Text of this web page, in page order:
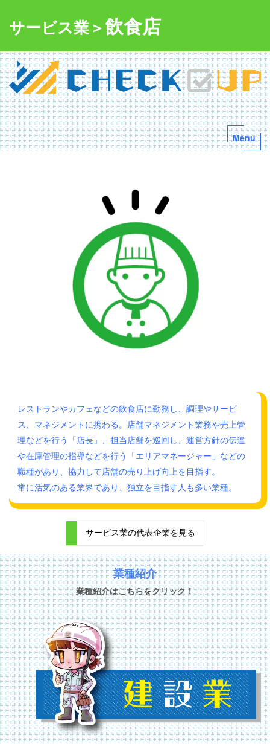
サービス業＞飲食店
レストランやカフェなどの飲食店に勤務し、調理やサービ
ス、マネジメントに携わる。店舗マネジメント業務や売上管
理などを行う「店長」、担当店舗を巡回し、運営方針の伝達
や在庫管理の指導などを行う「エリアマネージャー」などの
職種があり、協力して店舗の売り上げ向上を目指す。
常に活気のある業界であり、独立を目指す人も多い業種。
サービス業の代表企業を見る
業種紹介
業種紹介はこちらをクリック！